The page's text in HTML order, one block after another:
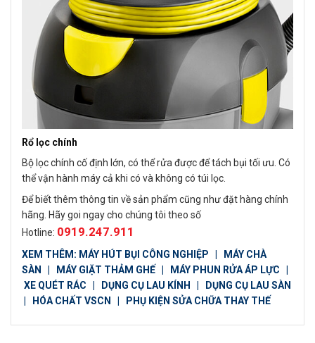
Rổ lọc chính
Bộ lọc chính cố định lớn, có thể rửa được để tách bụi tối ưu. Có
thể vận hành máy cả khi có và không có túi lọc.
Để biết thêm thông tin về sản phẩm cũng như đặt hàng chính
hãng. Hãy goi ngay cho chúng tôi theo số
Hotline: 0919.247.911
XEM THÊM: MÁY HÚT BỤI CÔNG NGHIỆP
MÁY CHÀ
SÀN
MÁY GIẶT THẢM GHẾ MÁY PHUN RỬA ÁP LỰC
XE QUÉT RÁC
DỤNG CỤ LAU KÍNH
DỤNG CỤ LAU SÀN
HÓA CHẤT VSCN PHỤ KIỆN SỬA CHỮA THAY THẾ